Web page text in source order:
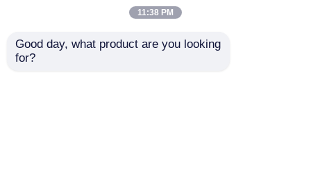
resolutie
11:38 PM
Good day, what product are you looking
for?